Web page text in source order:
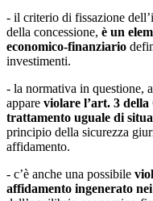
- il criterio di fissazione
della concessione, è un
economico-finanziario
investimenti.
- la normativa in questione,
appare violare l’art. 3 della
trattamento uguale di
principio della sicurezza
affidamento.
- c’è anche una possibile
affidamento ingenerato